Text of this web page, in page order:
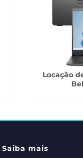
Locação
Saiba mais